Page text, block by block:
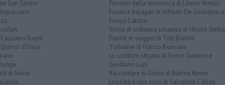
San Savino
Bagni
d'Orcia
di Siena
Pensieri della domenica di Libero Venturi
Fauda e balagan di Alfredo De Girolamo e
Enrico Catassi
Storie di ordinaria umanità di Nicolò Stella
Parole in viaggio di Tito Barbini
Turbative di Franco Bonciani
Lo scrittore sfigato di Enrico Guerrini e
Gordiano Lupi
Raccontare di Gusto di Rubina Rovini
Legalità e non solo di Salvatore Calleri